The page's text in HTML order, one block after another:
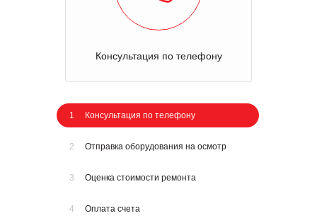
Консультация по телефону
1 Консультация по телефону
2 Отправка оборудования на осмотр
3 Оценка стоимости ремонта
4 Оплата счета